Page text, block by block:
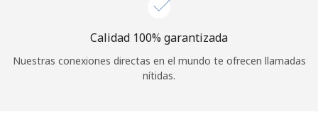
Calidad 100% garantizada
Nuestras conexiones directas en el mundo te ofrecen llamadas
nítidas.